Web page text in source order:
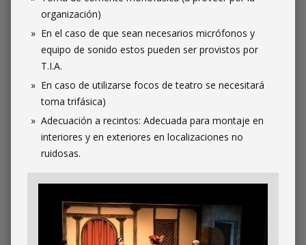
organización)
En el caso de que sean necesarios micrófonos y
equipo de sonido estos pueden ser provistos por
T.I.A.
En caso de utilizarse focos de teatro se necesitará
toma trifásica)
Adecuación a recintos: Adecuada para montaje en
interiores y en exteriores en localizaciones no
ruidosas.
Imagen